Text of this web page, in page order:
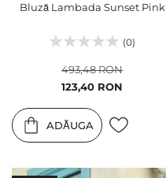
Bluză Lambada Sunset Pink
(0)
Pret
123,40 RON
493,48 RON
ADĂUGA